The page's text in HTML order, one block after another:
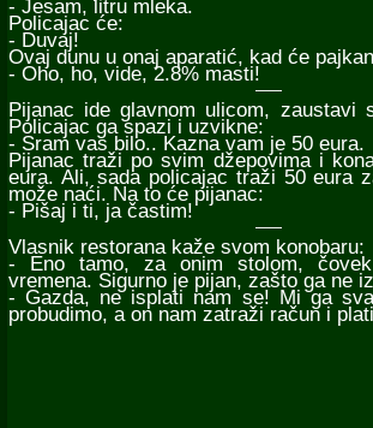
- Jesam, litru mleka.
Policajac će:
- Duvaj!
Ovaj dunu u onaj aparatić, kad će
- Oho, ho, vide, 2.8% masti!
Pijanac ide glavnom ulicom, zaustavi
Policajac ga spazi i uzvikne:
- Sram vas bilo.. Kazna vam je 50 eura.
Pijanac traži po svim džepovima i
eura. Ali, sada policajac traži 50 eura
može naći. Na to će pijanac:
- Pišaj i ti, ja častim!
Vlasnik restorana kaže svom konobaru:
- Eno tamo, za onim stolom,
vremena. Sigurno je pijan, zašto ga ne
- Gazda, ne isplati nam se! Mi ga
probudimo, a on nam zatraži račun i